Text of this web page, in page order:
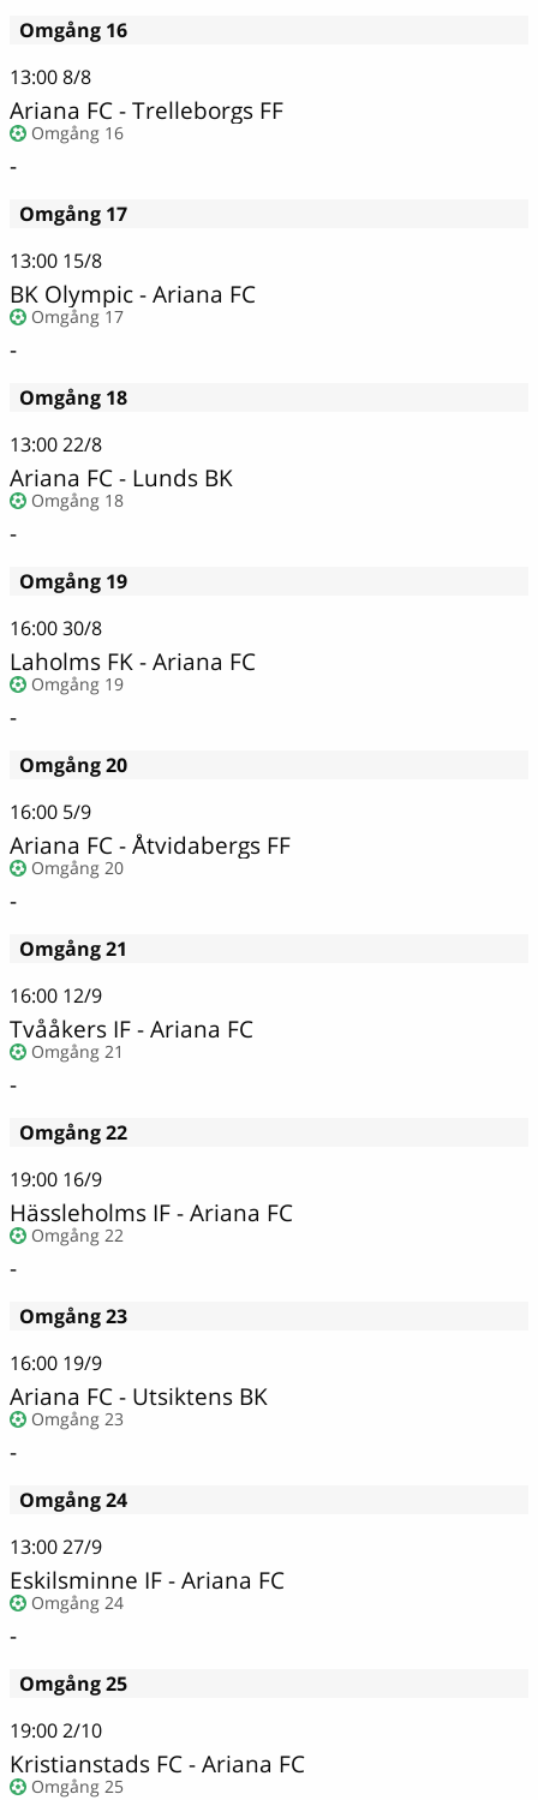
Omgång 16
13:008/8
Ariana FC - Trelleborgs FF
Omgång 16
-
Omgång 17
13:00 15/8
BK Olympic - Ariana FC
Omgång 17
-
Omgång 18
13:0022/8
Ariana FC - Lunds BK
Omgång 18
-
Omgång 19
16:0030/8
Laholms FK - Ariana FC
Omgång 19
-
Omgång 20
16:00 5/9
Ariana FC - Åtvidabergs FF
Omgång 20
-
Omgång 21
16:00 12/9
Tvååkers IF - Ariana FC
Omgång 21
-
Omgång 22
19:00 16/9
Hässleholms IF - Ariana FC
Omgång 22
-
Omgång 23
16:00 19/9
Ariana FC - Utsiktens BK
Omgång 23
-
Omgång 24
13:0027/9
Eskilsminne IF - Ariana FC
Omgång 24
-
Omgång 25
19:002/10
Kristianstads FC - Ariana FC
Omgång 25